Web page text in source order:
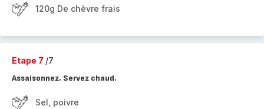
120g De chèvre frais
Etape 7 /7
Assaisonnez. Servez chaud.
Sel, poivre